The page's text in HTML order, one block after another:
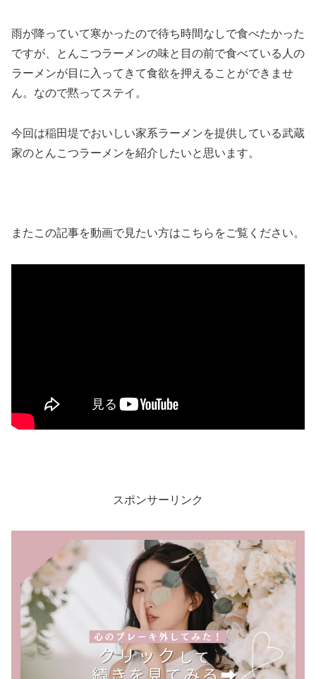
雨が降っていて寒かったので待ち時間なしで食べたかった
ですが、とんこつラーメンの味と目の前で食べている人の
ラーメンが目に入ってきて食欲を押えることができませ
ん。なので黙ってステイ。
今回は稲田堤でおいしい家系ラーメンを提供している武蔵
家のとんこつラーメンを紹介したいと思います。
またこの記事を動画で見たい方はこちらをご覧ください。
スポンサーリンク